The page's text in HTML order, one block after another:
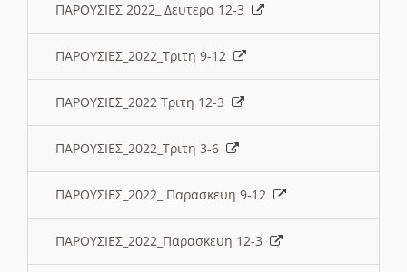
ΠΑΡΟΥΣΙΕΣ 2022_ Δευτερα 12-3
ΠΑΡΟΥΣΙΕΣ_2022_Τριτη 9-12
ΠΑΡΟΥΣΙΕΣ_2022 Τριτη 12-3
ΠΑΡΟΥΣΙΕΣ_2022_Τριτη 3-6
ΠΑΡΟΥΣΙΕΣ_2022_ Παρασκευη 9-12
ΠΑΡΟΥΣΙΕΣ_2022_Παρασκευη 12-3